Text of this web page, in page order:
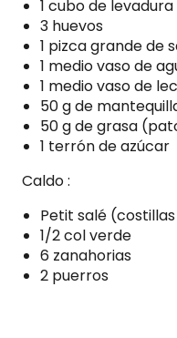
1 cubo de
3 huevos
1 pizca grande de
1 medio vaso de
1 medio vaso de
50 g de
50 g de grasa
1 terrón de azúcar
Caldo :
Petit salé
1/2 col verde
6 zanahorias
2 puerros